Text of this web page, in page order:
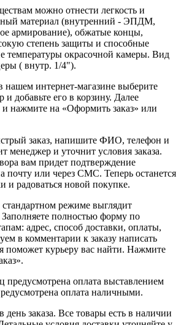
можно отнести легкость и
материал (внутренний - ЭПДМ,
армирование), обжатые концы,
степень защиты и способные
температуры окрасочной камеры. Вид
( внутр. 1/4").
нашем интернет-магазине выберите
добавьте его в корзину. Далее
нажмите на «Оформить заказ» или
заказ, напишите ФИО, телефон и
менеджер и уточнит условия заказа.
вам придет подтверждение
почту или через СМС. Теперь останется
и радоваться новой покупке.
режиме выглядит
полностью форму по
адрес, способ доставки, оплаты,
в комментарии к заказу написать
поможет курьеру вас найти. Нажмите
предусмотрена оплата выставлением
оплата наличными.
день заказа. Все товары есть в наличии